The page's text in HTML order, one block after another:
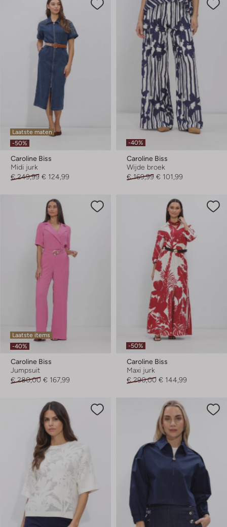
Laatste maten
-50%
Caroline Biss
Midi jurk
€ 249,99 € 124,99
-40%
Caroline Biss
Wijde broek
€ 169,99 € 101,99
Laatste items
-40%
Caroline Biss
Jumpsuit
€ 280,00 € 167,99
-50%
Caroline Biss
Maxi jurk
€ 290,00 € 144,99